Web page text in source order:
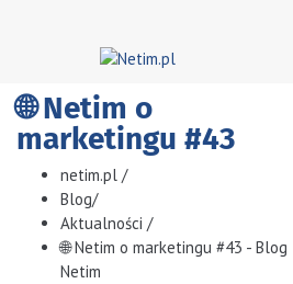
🌐 Netim o
marketingu #43
netim.pl /
Blog/
Aktualności /
🌐 Netim o marketingu #43 - Blog
Netim